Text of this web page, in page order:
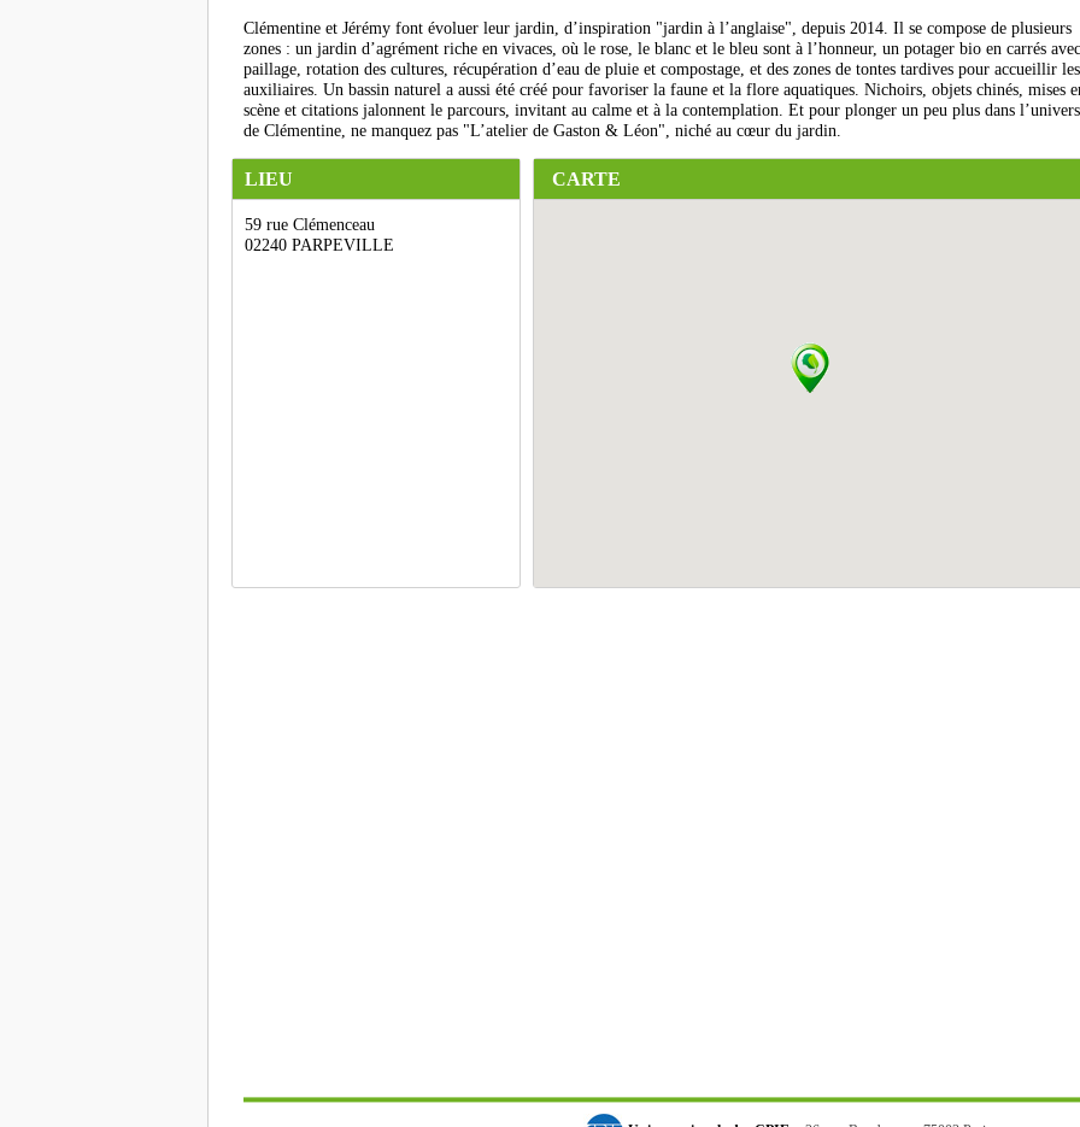
Clémentine et Jérémy font évoluer leur jardin, d’inspiration "jardin à l’anglaise", depuis 2014. Il se compose de plusieurs
zones : un jardin d’agrément riche en vivaces, où le rose, le blanc et le bleu sont à l’honneur, un potager bio en carrés avec
paillage, rotation des cultures, récupération d’eau de pluie et compostage, et des zones de tontes tardives pour accueillir les
auxiliaires. Un bassin naturel a aussi été créé pour favoriser la faune et la flore aquatiques. Nichoirs, objets chinés, mises
scène et citations jalonnent le parcours, invitant au calme et à la contemplation. Et pour plonger un peu plus dans l’univers
de Clémentine, ne manquez pas "L’atelier de Gaston & Léon", niché au cœur du jardin.
LIEU
59 rue Clémenceau
02240 PARPEVILLE
CARTE